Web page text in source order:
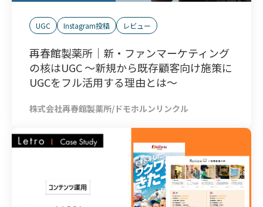
UGC Instagram投稿 レビュー
再春館製薬所│新・ファンマーケティング
の核はUGC ～新規から既存顧客向け施策に
UGCをフル活用する理由とは～
株式会社再春館製薬所/ドモホルンリンクル